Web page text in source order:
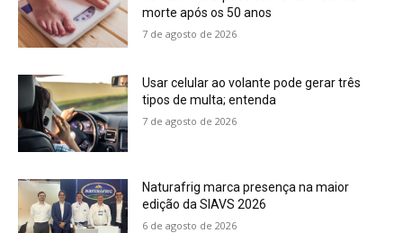
morte após os 50 anos
7 de agosto de 2026
Usar celular ao volante pode gerar três
tipos de multa; entenda
7 de agosto de 2026
Naturafrig marca presença na maior
edição da SIAVS 2026
6 de agosto de 2026